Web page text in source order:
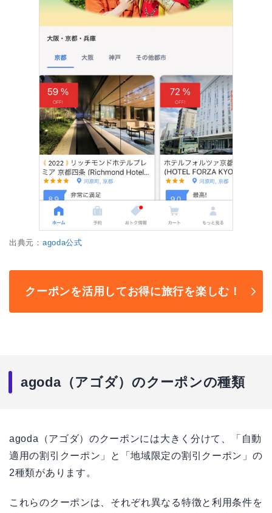
出典元： agoda公式
クーポンを活用してお得に旅行を楽しむ！
agoda（アゴダ）のクーポンの種類
agoda（アゴダ）のクーポンには大きく分けて、「自動
適用の割引クーポン」と「地域限定の割引クーポン」の
2種類があります。
これらのクーポンは、それぞれ異なる特徴と利用条件を